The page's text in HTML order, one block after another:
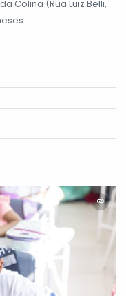
Colina (Rua Luiz Belli,